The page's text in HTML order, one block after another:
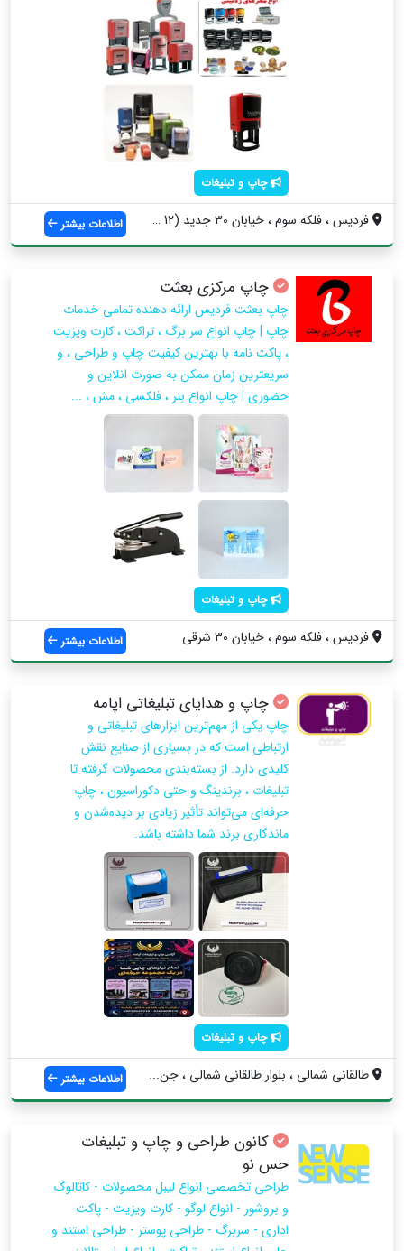
چاپ و تبلیغات
فردیس ، فلکه سوم ، خیابان 30 جدید (12 قد... اطلاعات بیشتر
چاپ مرکزی بعثت
چاپ بعثت فردیس ارائه دهنده تمامی خدمات
چاپ | چاپ انواع سر برگ ، تراکت ، کارت ویزیت
، پاکت نامه با بهترین کیفیت چاپ و طراحی ، و
سریعترین زمان ممکن به صورت انلاین و
حضوری | چاپ انواع بنر ، فلکسی ، مش ، ...
چاپ و تبلیغات
فردیس ، فلکه سوم ، خیابان 30 شرقی اطلاعات بیشتر
چاپ و هدایای تبلیغاتی اپامه
چاپ یکی از مهم‌ترین ابزارهای تبلیغاتی و
ارتباطی است که در بسیاری از صنایع نقش
کلیدی دارد. از بسته‌بندی محصولات گرفته تا
تبلیغات ، برندینگ و حتی دکوراسیون ، چاپ
حرفه‌ای می‌تواند تأثیر زیادی بر دیده‌شدن و
ماندگاری برند شما داشته باشد.
چاپ و تبلیغات
طالقانی شمالی ، بلوار طالقانی شمالی ، جن... اطلاعات بیشتر
کانون طراحی و چاپ و تبلیغات
حس نو
طراحی تخصصی انواع لیبل محصولات - کاتالوگ
و بروشور - انواع لوگو - کارت ویزیت - پاکت
اداری - سربرگ - طراحی پوستر - طراحی استند و